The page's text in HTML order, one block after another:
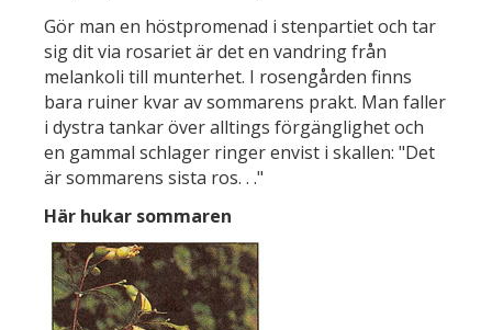
Gör man en höstpromenad i stenpartiet och tar
sig dit via rosariet är det en vandring från
melankoli till munterhet. I rosengården finns
bara ruiner kvar av sommarens prakt. Man faller
i dystra tankar över alltings förgänglighet och
en gammal schlager ringer envist i skallen: "Det
är sommarens sista ros. . ."
Här hukar sommaren